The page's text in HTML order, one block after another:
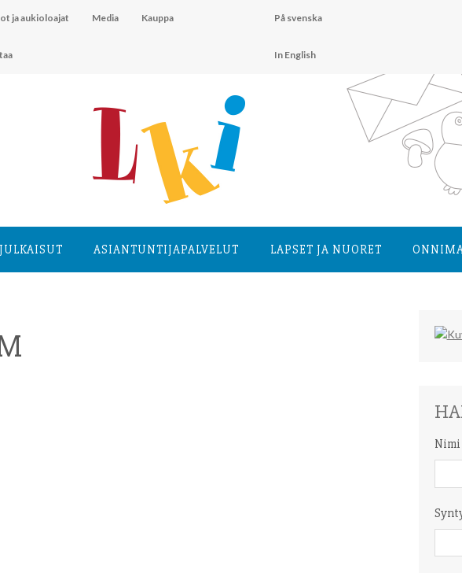
ja aukioloajat Media Kauppa På svenska
In English
ASIANTUNTIJA­PALVELUT LAPSET JA NUORET
Nimi